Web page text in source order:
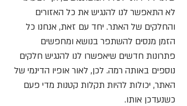
לא התאפשר לנו להנגיש את כל האזורים
והחלקים של האתר. יחד עם זאת, אנחנו כל
הזמן מנסים להשתפר בנושא ומחפשים
פתרונות חדשים שיאפשרו לנו להנגיש חלקים
נוספים באותה רמה. לכן, לאור אופיו הדינמי של
האתר, יכולות להיות תקלות קטנות מדי פעם
כשנעדכן אותו.